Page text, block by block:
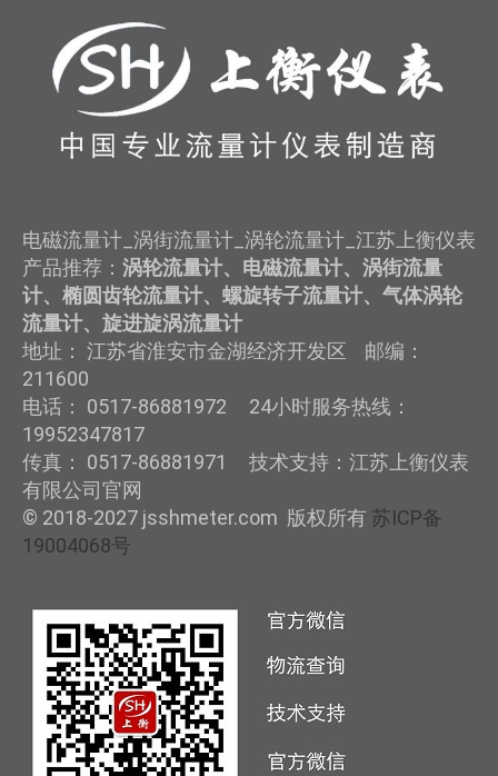
电磁流量计_涡街流量计_涡轮流量计_江苏上衡仪表
产品推荐： 涡轮流量计、电磁流量计、涡街流量
计、椭圆齿轮流量计、螺旋转子流量计、气体涡轮
流量计、旋进旋涡流量计
地址： 江苏省淮安市金湖经济开发区 邮编：
211600
电话： 0517-86881972 24小时服务热线：
19952347817
传真： 0517-86881971 技术支持：江苏上衡仪表
有限公司官网
© 2018-2027 jsshmeter.com 版权所有 苏ICP备
19004068号